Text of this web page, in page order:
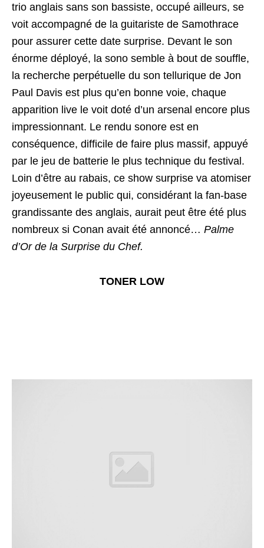
trio anglais sans son bassiste, occupé ailleurs, se
voit accompagné de la guitariste de Samothrace
pour assurer cette date surprise. Devant le son
énorme déployé, la sono semble à bout de souffle,
la recherche perpétuelle du son tellurique de Jon
Paul Davis est plus qu’en bonne voie, chaque
apparition live le voit doté d’un arsenal encore plus
impressionnant. Le rendu sonore est en
conséquence, difficile de faire plus massif, appuyé
par le jeu de batterie le plus technique du festival.
Loin d’être au rabais, ce show surprise va atomiser
joyeusement le public qui, considérant la fan-base
grandissante des anglais, aurait peut être été plus
nombreux si Conan avait été annoncé… Palme
d’Or de la Surprise du Chef.
TONER LOW